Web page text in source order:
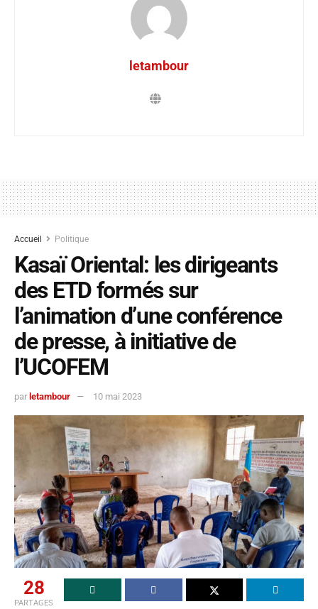
letambour
Accueil Politique
Kasaï Oriental: les dirigeants
des ETD formés sur
l’animation d’une conférence
de presse, à initiative de
l’UCOFEM
par letambour 10 mai 2023
28
PARTAGES